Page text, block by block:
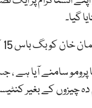
گیا۔
کیلئے 350 کروڑ روپے دیئے جائیں گے۔
میں بگ باس 15 کا نیا
دہ چیزوں کے بغیر